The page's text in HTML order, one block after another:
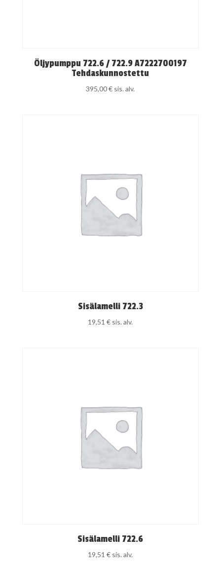
Öljypumppu 722.6 / 722.9 A7222700197
Tehdaskunnostettu
395,00€ sis. alv.
Sisälamelli 722.3
19,51€ sis. alv.
Sisälamelli 722.6
19,51€ sis. alv.